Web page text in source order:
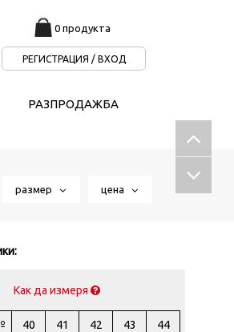
0 продукта
РЕГИСТРАЦИЯ / ВХОД
РАЗПРОДАЖБА
размер цена
Как да измеря
40 41 42 43 44